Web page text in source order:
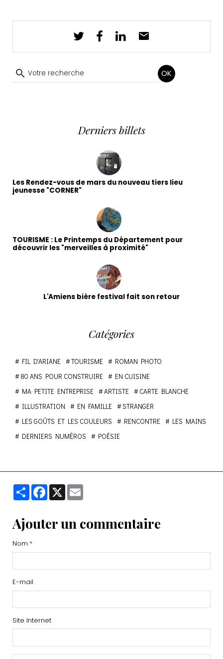
OK
Derniers billets
Les Rendez-vous de mars du nouveau tiers lieu
jeunesse "CORNER"
TOURISME : Le Printemps du Département pour
découvrir les "merveilles à proximité"
L'Amiens bière festival fait son retour
Catégories
FIL D'ARIANE TOURISME
ROMAN PHOTO
80 ANS POUR CONSTRUIRE
EN CUISINE
MA PETITE ENTREPRISE
ARTISTE
CARTE BLANCHE
ILLUSTRATION
EN FAMILLE
STRANGER
LES GOÛTS ET LES COULEURS
RENCONTRE
LES MAINS
DERNIERS NUMÉROS
POÉSIE
PartagerFacebook
X
Ajouter un commentaire
Nom
E-mail
Site Internet